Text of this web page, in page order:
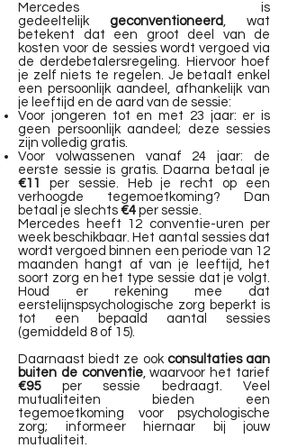
Mercedes is
gedeeltelijk geconventioneerd, wat
betekent dat een groot deel van de
kosten voor de sessies wordt vergoed via
de derdebetalersregeling. Hiervoor hoef
je zelf niets te regelen. Je betaalt enkel
een persoonlijk aandeel, afhankelijk van
je leeftijd en de aard van de sessie:
Voor jongeren tot en met 23 jaar: er is
geen persoonlijk aandeel; deze sessies
zijn volledig gratis.
Voor volwassenen vanaf 24 jaar: de
eerste sessie is gratis. Daarna betaal je
€11
per sessie. Heb je recht op een
verhoogde tegemoetkoming? Dan
betaal je slechts €4 per sessie.​
Mercedes heeft 12 conventie-uren per
week beschikbaar. Het aantal sessies dat
wordt vergoed binnen een periode van 12
maanden hangt af van je leeftijd, het
soort zorg en het type sessie dat je volgt.
Houd er rekening mee dat
eerstelijnspsychologische zorg beperkt is
tot een bepaald aantal sessies
(gemiddeld 8 of 15).
Daarnaast biedt ze ook consultaties aan
buiten de conventie, waarvoor het tarief
€95per sessie bedraagt. Veel
mutualiteiten bieden een
tegemoetkoming voor psychologische
zorg; informeer hiernaar bij jouw
mutualiteit.